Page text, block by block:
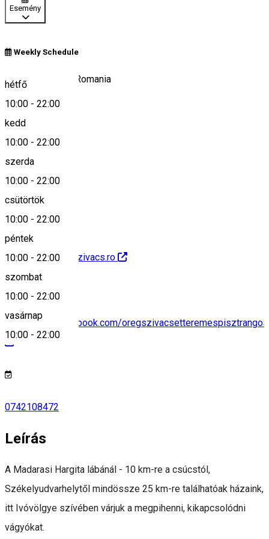
Esemény
Weekly Schedule
hétfő
10:00 - 22:00
kedd
10:00 - 22:00
szerda
10:00 - 22:00
csütörtök
10:00 - 22:00
péntek
10:00 - 22:00
szombat
10:00 - 22:00
vasárnap
10:00 - 22:00
81/A, Ivòpataka, Romania
Keresd térképen
http://www.oregszivacs.ro
https://www.facebook.com/
0742108472
Leírás
A Madarasi Hargita lábánál - 10 km-re a csúcstól,
Székelyudvarhelytől mindössze 25 km-re találhatóak házaink,
itt Ivóvölgye szívében várjuk a megpihenni, kikapcsolódni
vágyókat.